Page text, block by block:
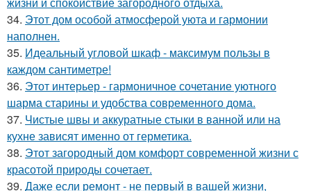
34. Этот дом особой атмосферой уюта и гармонии
наполнен.
35. Идеальный угловой шкаф - максимум пользы в
каждом сантиметре!
36. Этот интерьер - гармоничное сочетание уютного
шарма старины и удобства современного дома.
37. Чистые швы и аккуратные стыки в ванной или на
кухне зависят именно от герметика.
38. Этот загородный дом комфорт современной жизни с
красотой природы сочетает.
39. Даже если ремонт - не первый в вашей жизни,